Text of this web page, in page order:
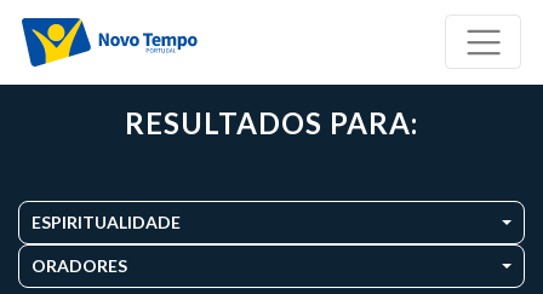
RESULTADOS PARA:
ESPIRITUALIDADE
ORADORES